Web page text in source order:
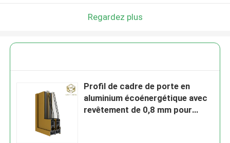
Regardez plus
Profil de cadre de porte en
aluminium écoénergétique avec
revêtement de 0,8 mm pour